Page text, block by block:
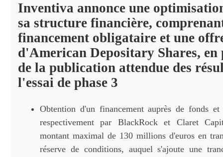
Inventiva annonce une
sa structure financière,
financement obligataire et une
d'American Depositary Shares, en
de la publication attendue des
l'essai de phase 3
Obtention d'un financement auprès de fonds et
respectivement par BlackRock et Claret
montant maximal de 130 millions d'euros en
réserve de conditions, auquel s'ajoute une